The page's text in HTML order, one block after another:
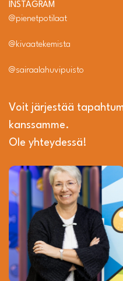
INSTAGRAM
@pienetpotilaat
@kivaatekemista
@sairaalahuvipuisto
Voit järjestää
kanssamme.
Ole yhteydessä!